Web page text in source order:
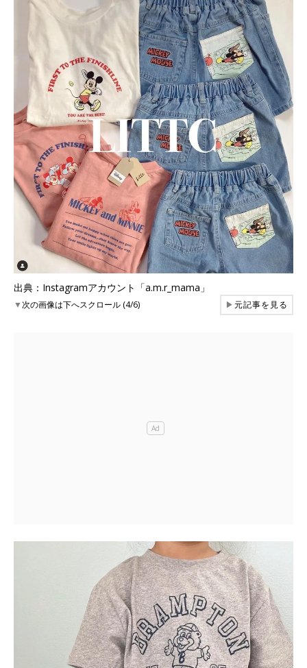
出典：Instagramアカウント「a.m.r_mama」
▼次の画像は下へスクロール (4/6) ▶元記事を見る